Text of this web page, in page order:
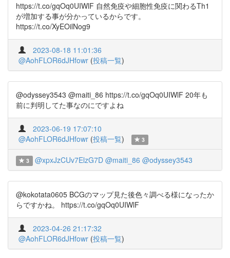
https://t.co/gqOq0UIWlF 自然免疫や細胞性免疫に関わるTh1
が増加する事が分かっているからです。
https://t.co/XyEOilNog9
2023-08-18 11:01:36
@AohFLOR6dJHfowr (投稿一覧)
@odyssey3543 @maiti_86 https://t.co/gqOq0UIWlF 20年も
前に判明してた事なのにですよね
2023-06-19 17:07:10
@AohFLOR6dJHfowr (投稿一覧) 3
3 @xpxJzCUv7ElzG7D @maiti_86 @odyssey3543
@kokotata0605 BCGのマップ見た後色々調べる様になったか
らですかね。 https://t.co/gqOq0UIWlF
2023-04-26 21:17:32
@AohFLOR6dJHfowr (投稿一覧)